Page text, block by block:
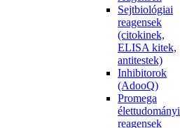
Sejtbiológiai
reagensek
(citokinek,
ELISA kitek,
antitestek)
Inhibitorok
(AdooQ)
Promega
élettudományi
reagensek